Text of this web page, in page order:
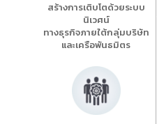
สร้างการเติบโตด้วยระบบ
นิเวศน์
ทางธุรกิจภายใต้กลุ่มบริษัท
และเครือพันธมิตร